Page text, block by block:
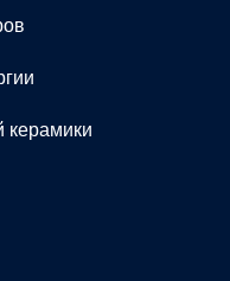
керамики